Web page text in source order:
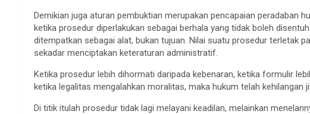
Demikian juga aturan pembuktian merupakan pencapaian peradaban
ketika prosedur diperlakukan sebagai berhala yang tidak boleh
ditempatkan sebagai alat, bukan tujuan. Nilai suatu prosedur terletak
sekadar menciptakan keteraturan administratif.
Ketika prosedur lebih dihormati daripada kebenaran, ketika formulir
ketika legalitas mengalahkan moralitas, maka hukum telah kehilangan
Di titik itulah prosedur tidak lagi melayani keadilan, melainkan